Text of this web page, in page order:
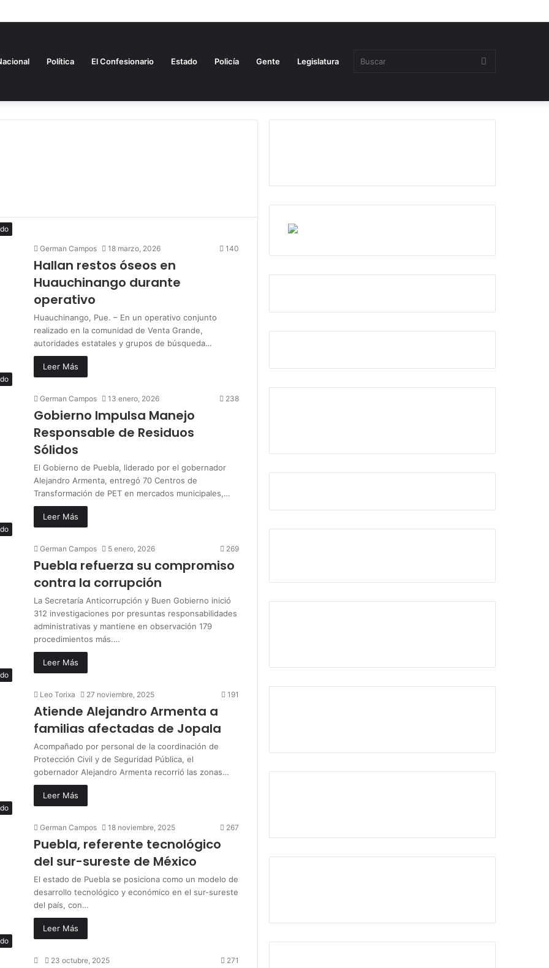
Política El Confesionario Estado Policía Gente Legislatura Buscar
German Campos 18 marzo, 2026 140
Hallan restos óseos en
Huauchinango durante
operativo
Huauchinango, Pue. – En un operativo conjunto
realizado en la comunidad de Venta Grande,
autoridades estatales y grupos de búsqueda…
Leer Más
German Campos 13 enero, 2026 238
Gobierno Impulsa Manejo
Responsable de Residuos
Sólidos
El Gobierno de Puebla, liderado por el gobernador
Alejandro Armenta, entregó 70 Centros de
Transformación de PET en mercados municipales,…
Leer Más
German Campos 5 enero, 2026 269
Puebla refuerza su compromiso
contra la corrupción
La Secretaría Anticorrupción y Buen Gobierno inició
312 investigaciones por presuntas responsabilidades
administrativas y mantiene en observación 179
procedimientos más.…
Leer Más
Leo Torixa 27 noviembre, 2025 191
Atiende Alejandro Armenta a
familias afectadas de Jopala
Acompañado por personal de la coordinación de
Protección Civil y de Seguridad Pública, el
gobernador Alejandro Armenta recorrió las zonas…
Leer Más
German Campos 18 noviembre, 2025 267
Puebla, referente tecnológico
del sur-sureste de México
El estado de Puebla se posiciona como un modelo de
desarrollo tecnológico y económico en el sur-sureste
del país, con…
Leer Más
23 octubre, 2025 271